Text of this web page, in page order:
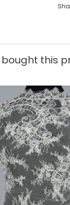
this